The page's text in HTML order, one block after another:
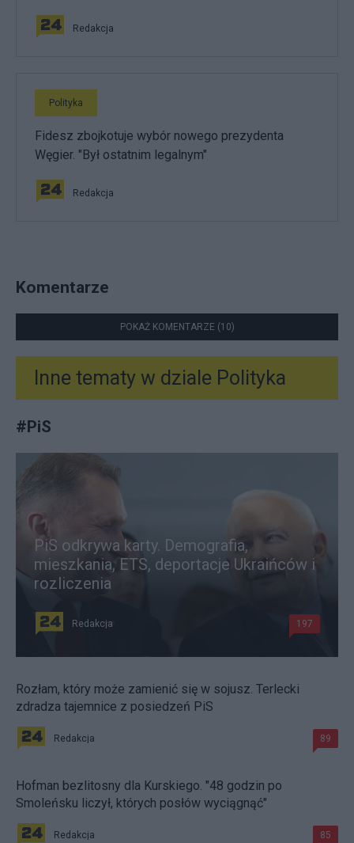
Redakcja
Polityka
Fidesz zbojkotuje wybór nowego prezydenta
Węgier. "Był ostatnim legalnym"
Redakcja
Komentarze
POKAŻ KOMENTARZE (10)
Inne tematy w dziale Polityka
#PiS
PiS odkrywa karty. Demografia,
mieszkania, ETS, deportacje Ukraińców i
rozliczenia
Redakcja 197
Rozłam, który może zamienić się w sojusz. Terlecki
zdradza tajemnice z posiedzeń PiS
Redakcja 89
Hofman bezlitosny dla Kurskiego. "48 godzin po
Smoleńsku liczył, których posłów wyciągnąć"
Redakcja 85